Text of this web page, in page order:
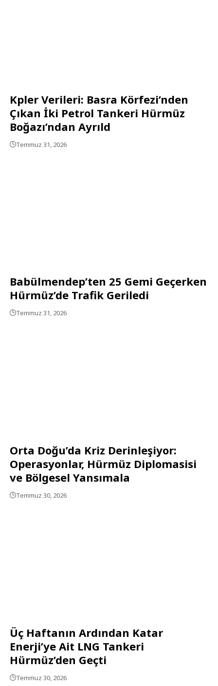
Kpler Verileri: Basra Körfezi’nden
Çıkan İki Petrol Tankeri Hürmüz
Boğazı’ndan Ayrıld
Temmuz 31, 2026
Babülmendep’ten 25 Gemi Geçerken
Hürmüz’de Trafik Geriledi
Temmuz 31, 2026
Orta Doğu’da Kriz Derinleşiyor:
Operasyonlar, Hürmüz Diplomasisi
ve Bölgesel Yansımala
Temmuz 30, 2026
Üç Haftanın Ardından Katar
Enerji’ye Ait LNG Tankeri
Hürmüz’den Geçti
Temmuz 30, 2026